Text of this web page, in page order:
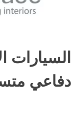
السيارات
دفاعي